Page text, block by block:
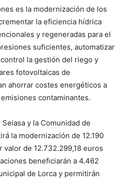
es la modernización de los
la eficiencia hídrica
y regeneradas para el
suficientes, automatizar
la gestión del riego y
fotovoltaicas de
ahorrar costes energéticos a
contaminantes.
y la Comunidad de
la modernización de 12.190
de 12.732.299,18 euros
beneficiarán a 4.462
de Lorca y permitirán